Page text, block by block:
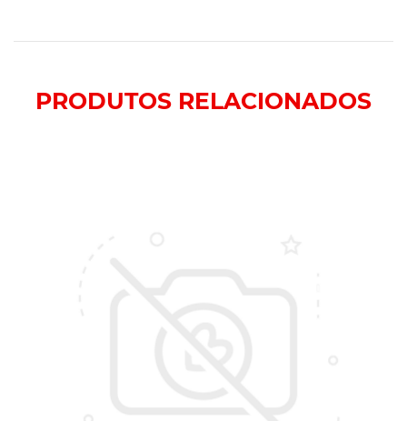
PRODUTOS RELACIONADOS